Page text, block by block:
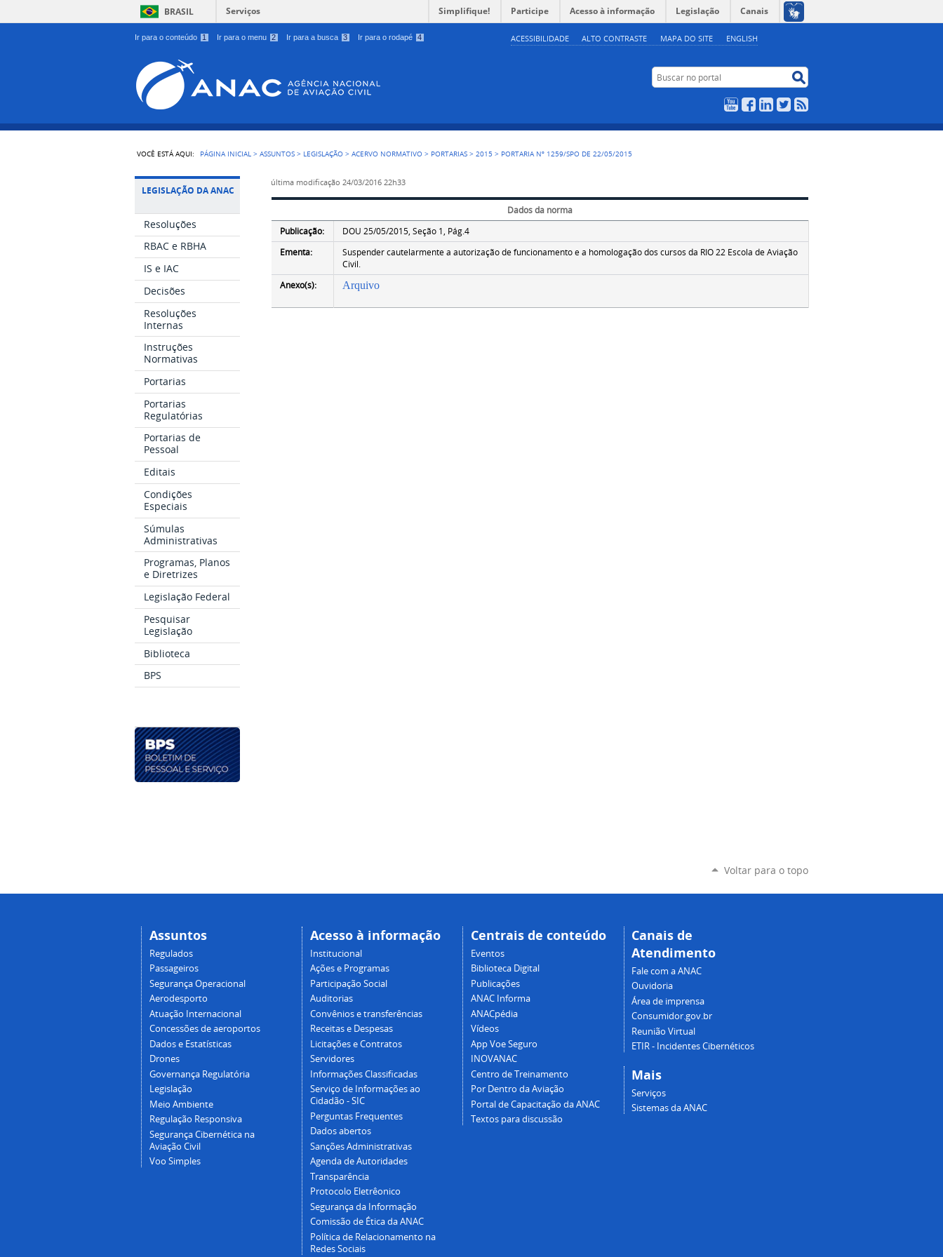
Ir para o conteúdo 1 Ir para o menu 2 Ir para a busca 3 Ir para o rodapé 4 ACESSIBILIDADE ALTO CONTRASTE MAPA DO SITE ENGLISH
BRASIL Serviços Simplifique! Participe Acesso à informação Legislação Canais
Buscar no portal
YouTubeFacebookLinkedIn
Twitter
VOCÊ ESTÁ AQUI: PÁGINA INICIAL >ASSUNTOS > LEGISLAÇÃO >ACERVO NORMATIVO > PORTARIAS >2015 > PORTARIA Nº 1259/SPO DE 22/05/2015
LEGISLAÇÃO DA ANAC
Resoluções
RBAC e RBHA
IS e IAC
Decisões
Resoluções
Internas
Instruções
Normativas
Portarias
Portarias
Regulatórias
Portarias de
Pessoal
Editais
Condições
Especiais
Súmulas
Administrativas
Programas, Planos
e Diretrizes
Legislação Federal
Pesquisar
Legislação
Biblioteca
BPS
última modificação 24/03/2016 22h33
Dados da norma
Publicação:
DOU 25/05/2015, Seção 1, Pág.4
Ementa:
Suspender cautelarmente a autorização de funcionamento e a homologação dos cursos da RIO 22 Escola de Aviação
Civil.
Anexo(s):
Arquivo
Voltar para o topo
Assuntos
Regulados
Passageiros
Segurança Operacional
Aerodesporto
Atuação Internacional
Concessões de aeroportos
Dados e Estatísticas
Drones
Governança Regulatória
Legislação
Meio Ambiente
Regulação Responsiva
Segurança Cibernética na
Aviação Civil
Voo Simples
Acesso à informação
Institucional
Ações e Programas
Participação Social
Auditorias
Convênios e transferências
Receitas e Despesas
Licitações e Contratos
Servidores
Informações Classificadas
Serviço de Informações ao
Cidadão - SIC
Perguntas Frequentes
Dados abertos
Sanções Administrativas
Agenda de Autoridades
Transparência
Protocolo Eletrêonico
Segurança da Informação
Comissão de Ética da ANAC
Política de Relacionamento na
Redes Sociais
Centrais de conteúdo
Eventos
Biblioteca Digital
Publicações
ANAC Informa
ANACpédia
Vídeos
App Voe Seguro
INOVANAC
Centro de Treinamento
Por Dentro da Aviação
Portal de Capacitação da ANAC
Textos para discussão
Canais de
Atendimento
Fale com a ANAC
Ouvidoria
Área de imprensa
Consumidor.gov.br
Reunião Virtual
ETIR - Incidentes Cibernéticos
Mais
Serviços
Sistemas da ANAC